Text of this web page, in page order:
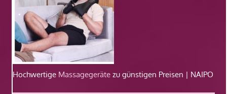
Hochwertige Massagegeräte zu günstigen Preisen | NAIPO